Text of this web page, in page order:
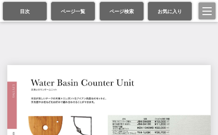
目次 ページ一覧 ページ検索 お気に入り